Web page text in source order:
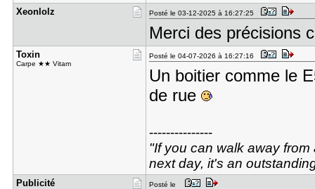
Xeonlolz Posté le 03-12-2025 à 16:27:25
Merci des précisions
Toxin
Carpe ★★ Vitam
Posté le 04-07-2026 à 16:27:16
Un boitier comme le
de rue
---------------
"If you can walk away
next day, it's an
Publicité Posté le